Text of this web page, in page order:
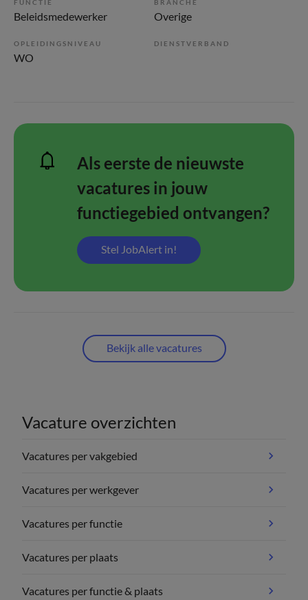
FUNCTIE
Beleidsmedewerker
BRANCHE
Overige
OPLEIDINGSNIVEAU
WO
DIENSTVERBAND
Als eerste de nieuwste
vacatures in jouw
functiegebied ontvangen?
Stel JobAlert in!
Bekijk alle vacatures
Vacature overzichten
Vacatures per vakgebied
Vacatures per werkgever
Vacatures per functie
Vacatures per plaats
Vacatures per functie & plaats